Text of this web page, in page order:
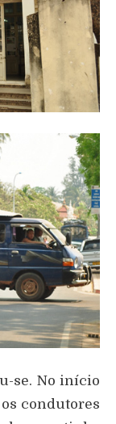
se. No início
condutores